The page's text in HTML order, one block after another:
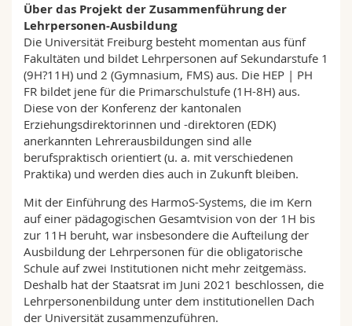
Über das Projekt der Zusammenführung der
Lehrpersonen-Ausbildung
Die Universität Freiburg besteht momentan aus fünf
Fakultäten und bildet Lehrpersonen auf Sekundarstufe 1
(9H?11H) und 2 (Gymnasium, FMS) aus. Die HEP | PH
FR bildet jene für die Primarschulstufe (1H-8H) aus.
Diese von der Konferenz der kantonalen
Erziehungsdirektorinnen und -direktoren (EDK)
anerkannten Lehrerausbildungen sind alle
berufspraktisch orientiert (u. a. mit verschiedenen
Praktika) und werden dies auch in Zukunft bleiben.
Mit der Einführung des HarmoS-Systems, die im Kern
auf einer pädagogischen Gesamtvision von der 1H bis
zur 11H beruht, war insbesondere die Aufteilung der
Ausbildung der Lehrpersonen für die obligatorische
Schule auf zwei Institutionen nicht mehr zeitgemäss.
Deshalb hat der Staatsrat im Juni 2021 beschlossen, die
Lehrpersonenbildung unter dem institutionellen Dach
der Universität zusammenzuführen.